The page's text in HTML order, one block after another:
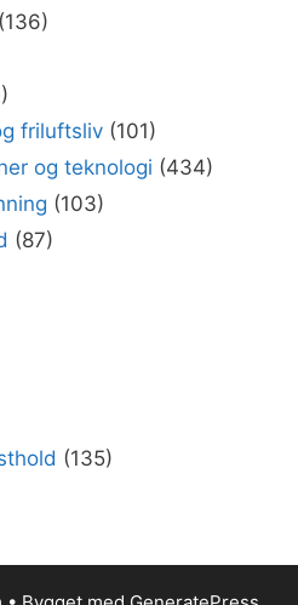
(136)
friluftsliv (101)
og teknologi (434)
(103)
(87)
(135)